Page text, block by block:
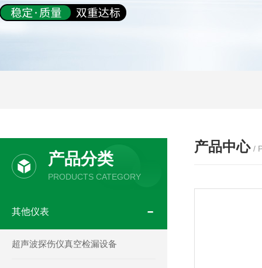
产品中心 /
产品分类
PRODUCTS CATEGORY
其他仪表
超声波探伤仪真空检漏设备